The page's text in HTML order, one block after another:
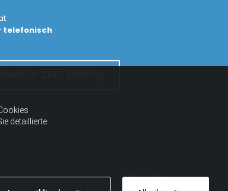
detaillierte
telefonisch